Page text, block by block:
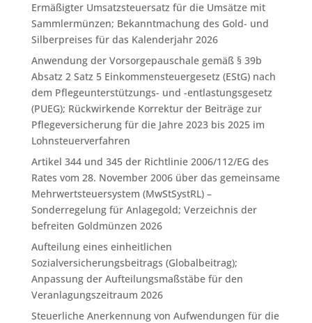
Ermäßigter Umsatzsteuersatz für die Umsätze mit
Sammlermünzen; Bekanntmachung des Gold- und
Silberpreises für das Kalenderjahr 2026
Anwendung der Vorsorgepauschale gemäß § 39b
Absatz 2 Satz 5 Einkommensteuergesetz (EStG) nach
dem Pflegeunterstützungs- und -entlastungsgesetz
(PUEG); Rückwirkende Korrektur der Beiträge zur
Pflegeversicherung für die Jahre 2023 bis 2025 im
Lohnsteuerverfahren
Artikel 344 und 345 der Richtlinie 2006/112/EG des
Rates vom 28. November 2006 über das gemeinsame
Mehrwertsteuersystem (MwStSystRL) –
Sonderregelung für Anlagegold; Verzeichnis der
befreiten Goldmünzen 2026
Aufteilung eines einheitlichen
Sozialversicherungsbeitrags (Globalbeitrag);
Anpassung der Aufteilungsmaßstäbe für den
Veranlagungszeitraum 2026
Steuerliche Anerkennung von Aufwendungen für die